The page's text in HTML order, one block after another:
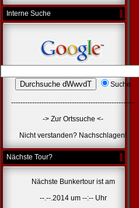
Interne Suche
Suche
-----------------------------------------------------
-> Zur Ortssuche <-
Nicht verstanden? Nachschlagen!
Nächste Tour?
Nächste Bunkertour ist am
--.--.2014 um --:-- Uhr